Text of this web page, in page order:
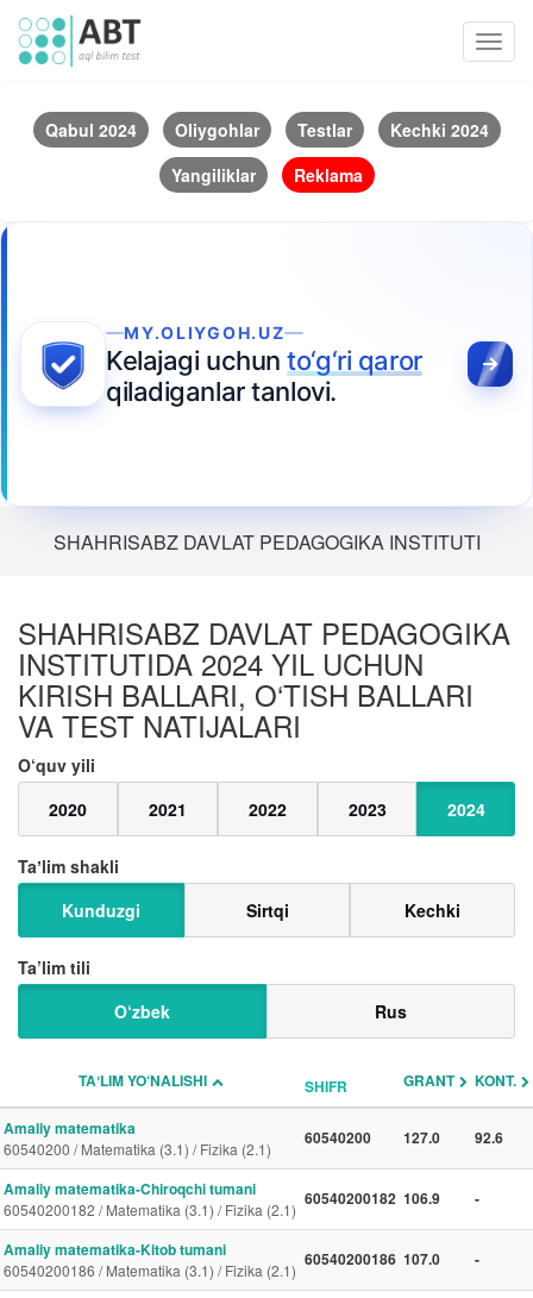
Qabul 2024 Oliygohlar Testlar
Kechki 2024
Yangiliklar
Reklama
MY.OLIYGOH.UZ
Kelajagi uchunto‘g‘ri qaror
qiladiganlar tanlovi.
SHAHRISABZ DAVLAT PEDAGOGIKA INSTITUTI
SHAHRISABZ DAVLAT PEDAGOGIKA
INSTITUTIDA 2024 YIL UCHUN
KIRISH BALLARI, O‘TISH BALLARI
VA TEST NATIJALARI
O‘quv yili
2020
2021 2022 2023 2024
Taʼlim shakli
Kunduzgi
Sirtqi Kechki
Ta’lim tili
O‘zbek
Rus
TAʼLIM YO‘NALISHI SHIFR GRANT KONT.
Amaliy matematika
60540200 / Matematika (3.1) / Fizika (2.1)
60540200 127.0 92.6
Amaliy matematika-Chiroqchi tumani
60540200182 / Matematika (3.1) / Fizika (2.1)
60540200182 106.9 -
Amaliy matematika-Kitob tumani
60540200186 / Matematika (3.1) / Fizika (2.1)
60540200186 107.0 -